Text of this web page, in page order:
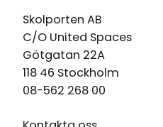
Skolporten AB
C/O United Spaces
Götgatan 22A
118 46 Stockholm
08-562 268 00